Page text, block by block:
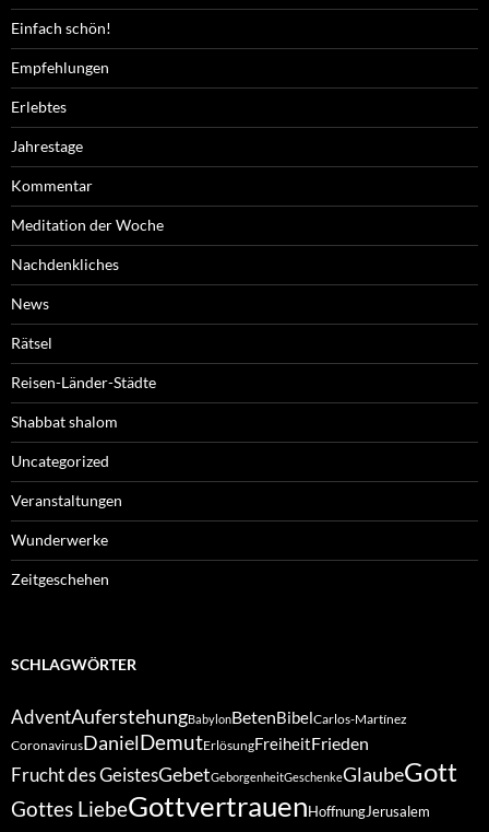
Einfach schön!
Empfehlungen
Erlebtes
Jahrestage
Kommentar
Meditation der Woche
Nachdenkliches
News
Rätsel
Reisen-Länder-Städte
Shabbat shalom
Uncategorized
Veranstaltungen
Wunderwerke
Zeitgeschehen
SCHLAGWÖRTER
AdventAuferstehungBabylonBetenBibelCarlos-Martínez
CoronavirusDanielDemutErlösungFreiheitFrieden
Frucht des GeistesGebetGeborgenheitGeschenkeGlaubeGott
Gottes LiebeGottvertrauenHoffnungJerusalem